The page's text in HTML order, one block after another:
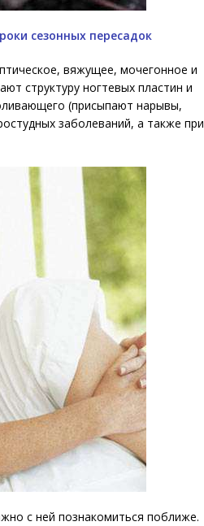
сезонных пересадок
вяжущее, мочегонное и
структуру ногтевых пластин и
(присыпают нарывы,
заболеваний, а также при
с ней познакомиться поближе.